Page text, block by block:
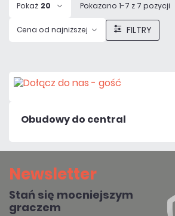
Pokaż 20 Pokazano 1-7 z 7 pozycji
Cena od najniższej FILTRY
Obudowy do central
Newsletter
Stań się mocniejszym
graczem